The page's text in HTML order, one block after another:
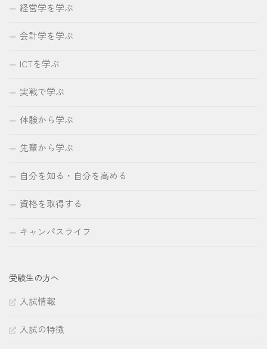
経営学を学ぶ
会計学を学ぶ
ICTを学ぶ
実戦で学ぶ
体験から学ぶ
先輩から学ぶ
自分を知る・自分を高める
資格を取得する
キャンパスライフ
受験生の方へ
入試情報
入試の特徴